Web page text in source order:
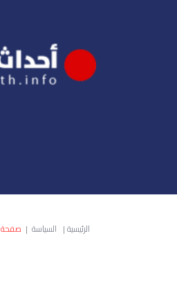
الرئيسية| السياسة | صفحة 793